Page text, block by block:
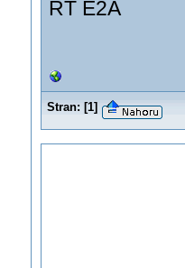
RT E2A
Stran: [1]